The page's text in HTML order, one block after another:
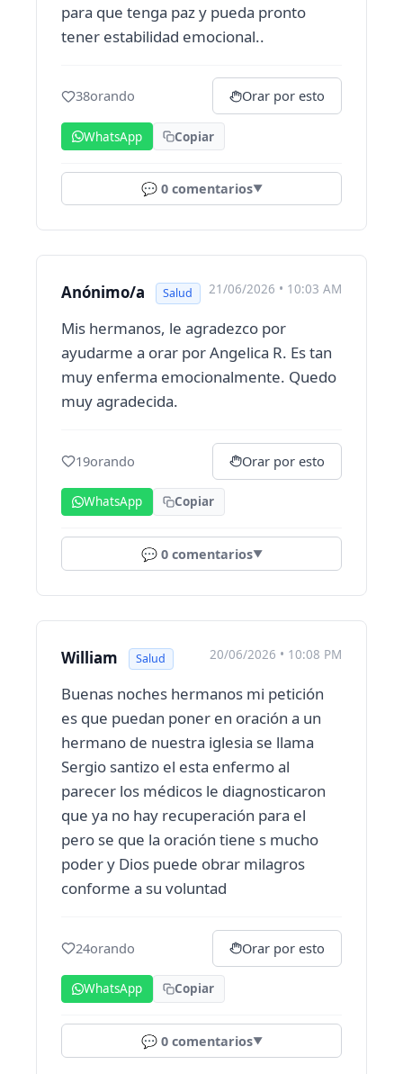
para que tenga paz y pueda pronto
tener estabilidad emocional..
38orando Orar por esto
WhatsApp Copiar
💬 0comentarios▼
Anónimo/a Salud 21/06/2026 • 10:03 AM
Mis hermanos, le agradezco por
ayudarme a orar por Angelica R. Es tan
muy enferma emocionalmente. Quedo
muy agradecida.
19orando Orar por esto
WhatsApp Copiar
💬 0comentarios▼
William Salud 20/06/2026 • 10:08 PM
Buenas noches hermanos mi petición
es que puedan poner en oración a un
hermano de nuestra iglesia se llama
Sergio santizo el esta enfermo al
parecer los médicos le diagnosticaron
que ya no hay recuperación para el
pero se que la oración tiene s mucho
poder y Dios puede obrar milagros
conforme a su voluntad
24orando Orar por esto
WhatsApp Copiar
💬 0comentarios▼